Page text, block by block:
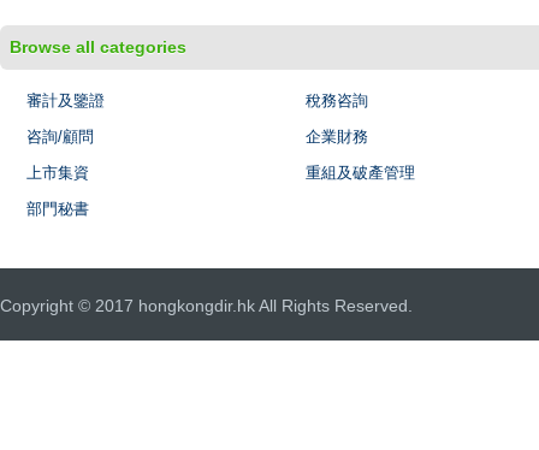
Browse all categories
審計及鑒證
稅務咨詢
咨詢/顧問
企業財務
上市集資
重組及破產管理
部門秘書
Copyright © 2017 hongkongdir.hk All Rights Reserved.